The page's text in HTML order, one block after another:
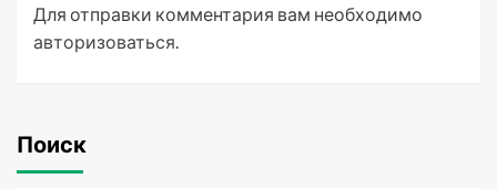
Для отправки комментария вам необходимо
авторизоваться.
Поиск